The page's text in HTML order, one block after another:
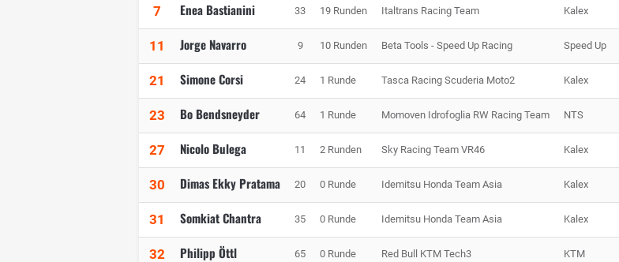
7 Enea Bastianini 33 19 Runden Italtrans Racing Team Kalex
11 Jorge Navarro 9 10 Runden Beta Tools - Speed Up Racing Speed Up
21 Simone Corsi 24 1 Runde Tasca Racing Scuderia Moto2 Kalex
23 Bo Bendsneyder 64 1 Runde Momoven Idrofoglia RW Racing Team NTS
27 Nicolo Bulega 11 2 Runden Sky Racing Team VR46 Kalex
30 Dimas Ekky Pratama 20 0 Runde Idemitsu Honda Team Asia Kalex
31 Somkiat Chantra 35 0 Runde Idemitsu Honda Team Asia Kalex
32 Philipp Öttl 65 0 Runde Red Bull KTM Tech3 KTM